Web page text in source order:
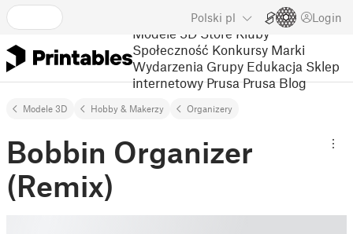
Polski pl Login
Modele 3D Store Kluby
Społeczność Konkursy Marki
Wydarzenia Grupy Edukacja Sklep
internetowy Prusa Prusa Blog
Modele 3D Hobby & Makerzy Organizery
Bobbin Organizer
(Remix)